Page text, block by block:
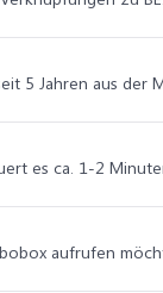
5 Jahren aus der
es ca. 1-2
aufrufen